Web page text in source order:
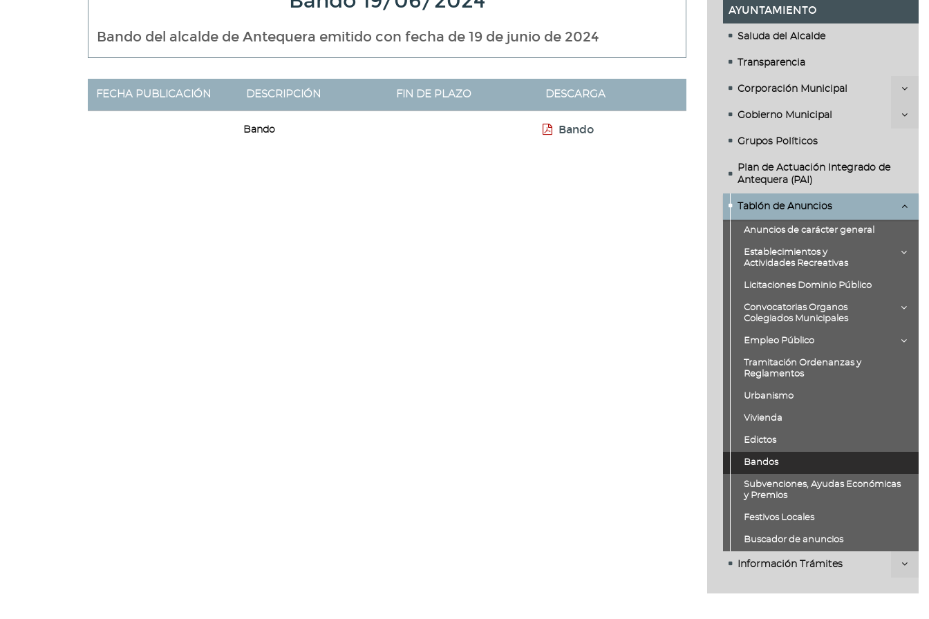
Bando del alcalde de Antequera emitido con fecha de 19 de junio de 2024
FECHA PUBLICACIÓN DESCRIPCIÓN FIN DE PLAZO DESCARGA
Bando Bando
AYUNTAMIENTO
Saluda del Alcalde
Transparencia
Corporación Municipal
Gobierno Municipal
Grupos Políticos
Plan de Actuación Integrado de
Antequera (PAI)
Tablón de Anuncios
Anuncios de carácter general
Establecimientos y
Actividades Recreativas
Licitaciones Dominio Público
Convocatorias Organos
Colegiados Municipales
Empleo Público
Tramitación Ordenanzas y
Reglamentos
Urbanismo
Vivienda
Edictos
Bandos
Subvenciones, Ayudas Económicas
y Premios
Festivos Locales
Buscador de anuncios
Información Trámites